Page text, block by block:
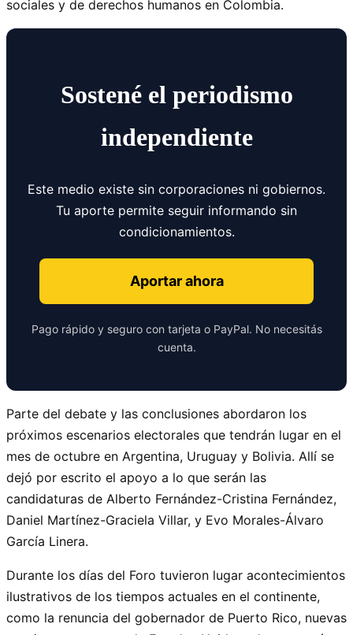
sociales y de derechos humanos en Colombia.
Sostené el periodismo
independiente
Este medio existe sin corporaciones ni gobiernos.
Tu aporte permite seguir informando sin
condicionamientos.
Aportar ahora
Pago rápido y seguro con tarjeta o PayPal. No necesitás
cuenta.
Parte del debate y las conclusiones abordaron los
próximos escenarios electorales que tendrán lugar en el
mes de octubre en Argentina, Uruguay y Bolivia. Allí se
dejó por escrito el apoyo a lo que serán las
candidaturas de Alberto Fernández-Cristina Fernández,
Daniel Martínez-Graciela Villar, y Evo Morales-Álvaro
García Linera.
Durante los días del Foro tuvieron lugar acontecimientos
ilustrativos de los tiempos actuales en el continente,
como la renuncia del gobernador de Puerto Rico, nuevas